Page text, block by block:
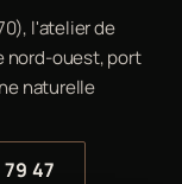
l'atelier de
nord-ouest, port
naturelle
47